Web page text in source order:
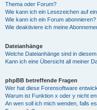
Thema oder Forum?
Wie kann ich ein Lesezeichen auf
Wie kann ich ein Forum abonnieren?
Wie deaktiviere ich meine
Dateianhänge
Welche Dateianhänge sind in
Kann ich eine Übersicht all meiner
phpBB betreffende Fragen
Wer hat diese Forensoftware
Warum ist Funktion x oder y nicht
An wen soll ich mich wenden, falls